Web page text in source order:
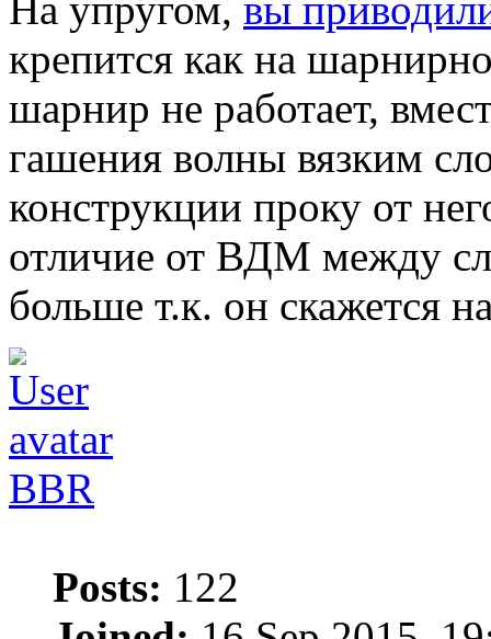
На упругом, вы
крепится как на
шарнир не работает,
гашения волны вязким
конструкции проку от
отличие от ВДМ между
больше т.к. он скажется
BBR
Posts: 122